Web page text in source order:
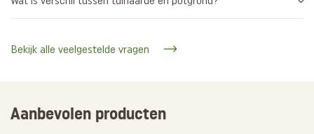
Bekijk alle veelgestelde vragen
Aanbevolen producten